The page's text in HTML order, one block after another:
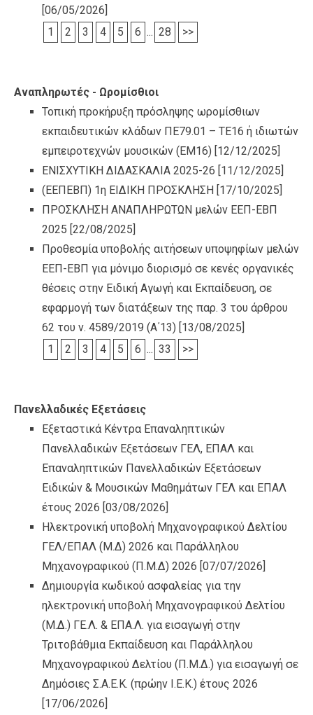
[06/05/2026]
1
2 3 4 5 6 ... 28 >>
Αναπληρωτές - Ωρομίσθιοι
Τοπική προκήρυξη πρόσληψης ωρομίσθιων
εκπαιδευτικών κλάδων ΠΕ79.01 – ΤΕ16 ή ιδιωτών
εμπειροτεχνών μουσικών (ΕΜ16) [12/12/2025]
ΕΝΙΣΧΥΤΙΚΗ ΔΙΔΑΣΚΑΛΙΑ 2025-26 [11/12/2025]
(ΕΕΠΕΒΠ) 1η ΕΙΔΙΚΗ ΠΡΟΣΚΛΗΣΗ [17/10/2025]
ΠΡΟΣΚΛΗΣΗ ΑΝΑΠΛΗΡΩΤΩΝ μελών ΕΕΠ-ΕΒΠ
2025 [22/08/2025]
Προθεσμία υποβολής αιτήσεων υποψηφίων μελών
ΕΕΠ-ΕΒΠ για μόνιμο διορισμό σε κενές οργανικές
θέσεις στην Ειδική Αγωγή και Εκπαίδευση, σε
εφαρμογή των διατάξεων της παρ. 3 του άρθρου
62 του ν. 4589/2019 (Α΄13) [13/08/2025]
1
2 3 4 5 6 ... 33 >>
Πανελλαδικές Εξετάσεις
Εξεταστικά Κέντρα Επαναληπτικών
Πανελλαδικών Εξετάσεων ΓΕΛ, ΕΠΑΛ και
Επαναληπτικών Πανελλαδικών Εξετάσεων
Ειδικών & Μουσικών Μαθημάτων ΓΕΛ και ΕΠΑΛ
έτους 2026 [03/08/2026]
Ηλεκτρονική υποβολή Μηχανογραφικού Δελτίου
ΓΕΛ/ΕΠΑΛ (Μ.Δ) 2026 και Παράλληλου
Μηχανογραφικού (Π.Μ.Δ) 2026 [07/07/2026]
Δημιουργία κωδικού ασφαλείας για την
ηλεκτρονική υποβολή Μηχανογραφικού Δελτίου
(Μ.Δ.) ΓΕ.Λ. & ΕΠΑ.Λ. για εισαγωγή στην
Τριτοβάθμια Εκπαίδευση και Παράλληλου
Μηχανογραφικού Δελτίου (Π.Μ.Δ.) για εισαγωγή σε
Δημόσιες Σ.Α.Ε.Κ. (πρώην Ι.Ε.Κ.) έτους 2026
[17/06/2026]